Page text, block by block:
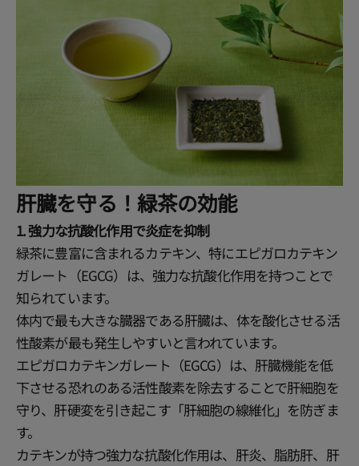
肝臓を守る！緑茶の効能
1. 強力な抗酸化作用で炎症を抑制
緑茶に豊富に含まれるカテキン、特にエピガロカテキン
ガレート（EGCG）は、強力な抗酸化作用を持つことで
知られています。
体内で最も大きな臓器である肝臓は、体を酸化させる活
性酸素が最も発生しやすいと言われています。
エピガロカテキンガレート（EGCG）は、肝臓機能を低
下させる恐れのある活性酸素を除去することで肝細胞を
守り、肝硬変を引き起こす「肝細胞の線維化」を防ぎま
す。
カテキンが持つ強力な抗酸化作用は、肝炎、脂肪肝、肝